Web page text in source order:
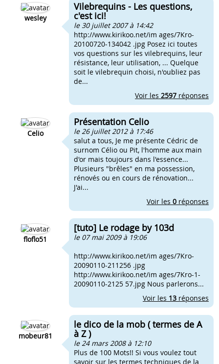
wesley
Vilebrequins - Les questions,
c'est ici!
le 30 juillet 2007 à 14:42
http://www.kirikoo.net/im ages/7Kro-
20100720-134042 .jpg Posez ici toutes
vos questions sur les vilebrequins, leur
résistance, leur utilisation, ... Quelque
soit le vilebrequin choisi, n'oubliez pas
de...
Voir les 2597 réponses
Celio
Présentation Celio
le 26 juillet 2012 à 17:46
salut a tous, Je me présente Cédric de
surnom Célio ou Pit, l'homme aux main
d'or mais toujours dans l'essence...
Plusieurs "brêles" en ma possession,
rénovés ou en cours de rénovation...
J'ai...
Voir les 0 réponses
floflo51
[tuto] Le rodage by 103d
le 07 mai 2009 à 19:06
http://www.kirikoo.net/im ages/7Kro-
20090110-211256 .jpg
http://www.kirikoo.net/im ages/7Kro-1-
20090110-2125 57.jpg Nous parlerons...
Voir les 13 réponses
mobeur81
le dico de la mob ( termes de A
à Z )
le 24 mars 2008 à 12:10
Plus de 100 Mots!! Si vous voulez tout
savoir sur les termes techniques de la